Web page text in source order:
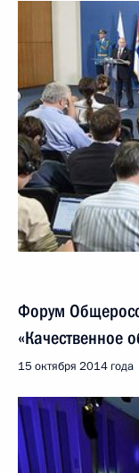
Форум
«Качественное
15 октября 2014 года